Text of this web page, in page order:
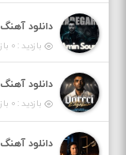
دانلود
بازدید : ۰ بازدید بار /
دانلود
بازدید : ۰ بازدید بار /
دانلود